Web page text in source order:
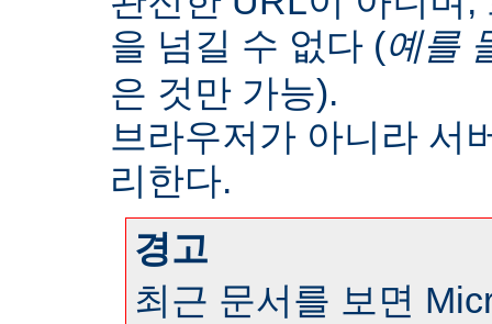
을 넘길 수 없다 (예를
은 것만 가능).
브라우저가 아니라 서
리한다.
경고
최근 문서를 보면